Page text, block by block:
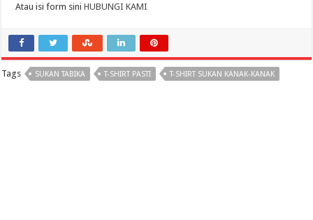
Atau isi form siniHUBUNGI KAMI
Tags SUKAN TABIKA T-SHIRT PASTI T-SHIRT SUKAN KANAK-KANAK